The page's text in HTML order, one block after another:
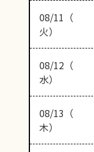
08/11（
火）
08/12（
水）
08/13（
木）